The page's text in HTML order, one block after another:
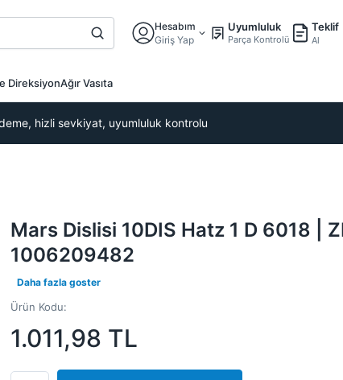
Hesabım
Giriş Yap
Uyumluluk
Parça Kontrolü
Teklif
Al
DireksiyonAğır Vasıta
hizli sevkiyat, uyumluluk kontrolu
Mars Dislisi 10DIS Hatz 1 D 6018 |
1006209482
Daha fazla goster
Ürün Kodu:
1.011,98 TL